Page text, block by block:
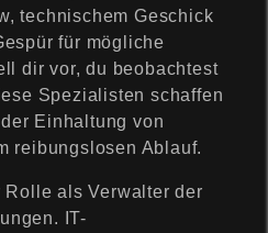
technischem Geschick
für mögliche
dir vor, du beobachtest
Spezialisten schaffen
Einhaltung von
reibungslosen Ablauf.
als Verwalter der
IT-